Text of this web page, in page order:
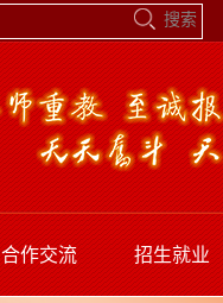
合作交流 招生就业